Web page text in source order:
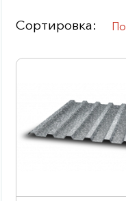
Сортировка: